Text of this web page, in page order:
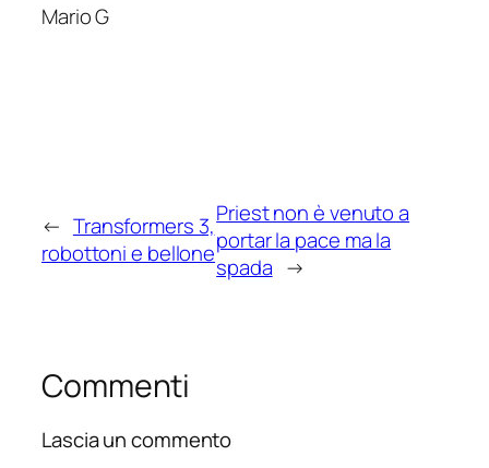
Mario G
← Transformers 3,
robottoni e bellone
Priest non è venuto a
portar la pace ma la
spada →
Commenti
Lascia un commento